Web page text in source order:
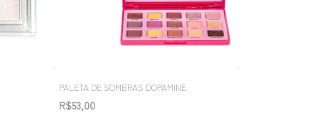
PALETA DE SOMBRAS DOPAMINE
R$53,00